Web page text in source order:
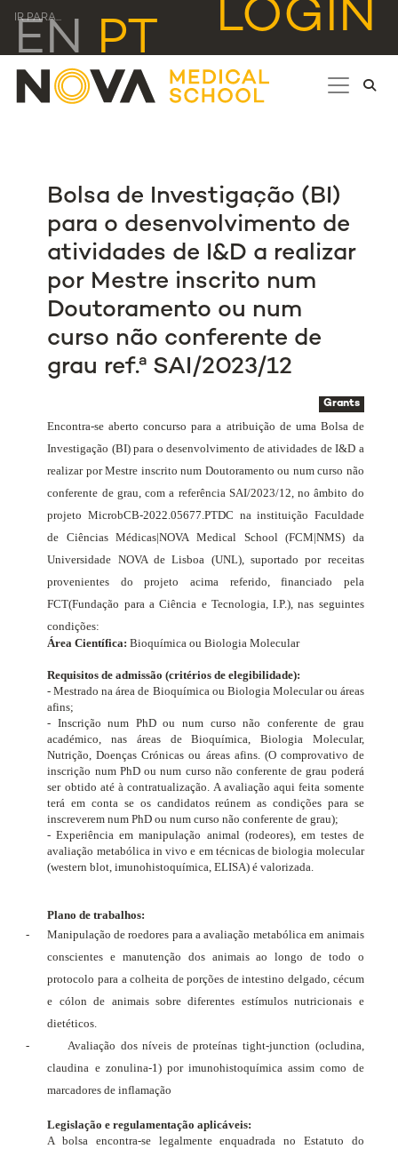
IR PARA... LOGIN
EN PT
Bolsa de Investigação (BI)
para o desenvolvimento de
atividades de I&D a realizar
por Mestre inscrito num
Doutoramento ou num
curso não conferente de
grau ref.ª SAI/2023/12
Grants
Encontra-se aberto concurso para a atribuição de uma Bolsa de
Investigação (BI) para o desenvolvimento de atividades de I&D a
realizar por Mestre inscrito num Doutoramento ou num curso não
conferente de grau, com a referência SAI/2023/12, no âmbito do
projeto MicrobCB-2022.05677.PTDC na instituição Faculdade
de Ciências Médicas|NOVA Medical School (FCM|NMS) da
Universidade NOVA de Lisboa (UNL), suportado por receitas
provenientes do projeto acima referido, financiado pela
FCT(Fundação para a Ciência e Tecnologia, I.P.), nas seguintes
condições:
Área Científica:Bioquímica ou Biologia Molecular
Requisitos de admissão (critérios de elegibilidade):
- Mestrado na área de Bioquímica ou Biologia Molecular ou áreas
afins;
- Inscrição num PhD ou num curso não conferente de grau
académico, nas áreas de Bioquímica, Biologia Molecular,
Nutrição, Doenças Crónicas ou áreas afins. (O comprovativo de
inscrição num PhD ou num curso não conferente de grau poderá
ser obtido até à contratualização. A avaliação aqui feita somente
terá em conta se os candidatos reúnem as condições para se
inscreverem num PhD ou num curso não conferente de grau);
- Experiência em manipulação animal (rodeores), em testes de
avaliação metabólica in vivo e em técnicas de biologia molecular
(western blot, imunohistoquímica, ELISA) é valorizada.
Plano de trabalhos:
-
Manipulação de roedores para a avaliação metabólica em animais
conscientes e manutenção dos animais ao longo de todo o
protocolo para a colheita de porções de intestino delgado, cécum
e cólon de animais sobre diferentes estímulos nutricionais e
dietéticos.
-
Avaliação dos níveis de proteínas tight-junction (ocludina,
claudina e zonulina-1) por imunohistoquímica assim como de
marcadores de inflamação
Legislação e regulamentação aplicáveis:
A bolsa encontra-se legalmente enquadrada no Estatuto do